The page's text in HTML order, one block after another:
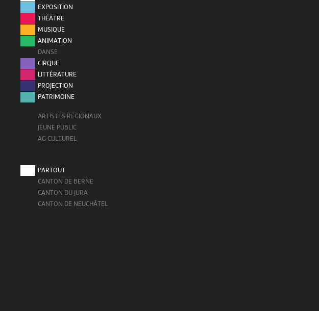
EXPOSITION
THÉÂTRE
MUSIQUE
ANIMATION
DANSE
CIRQUE
LITTÉRATURE
PROJECTION
PATRIMOINE
ARTISTES RÉGIONAUX
JEUNE PUBLIC
AG CULTUREL
PARTOUT
CANTON DE BERNE
CANTON DU JURA
CANTON DE NEUCHÂTEL